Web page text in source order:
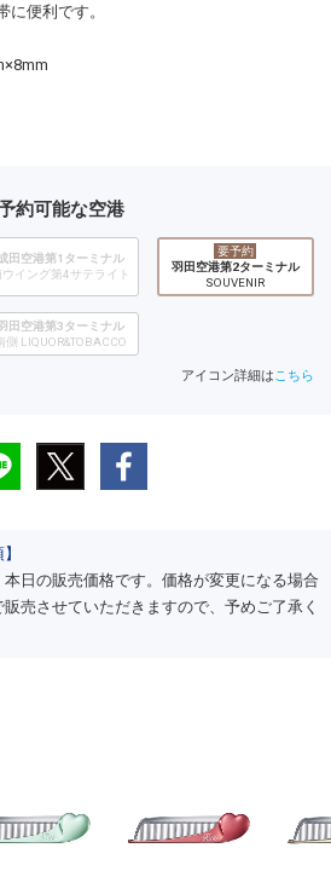
便利です。
約可能な空港
田空港第1ターミナル
ウイング第4サテライト
要予約
羽田空港第2ターミナル
SOUVENIR
田空港第3ターミナル
側 LIQUOR&TOBACCO
アイコン詳細はこちら
日の販売価格です。価格が変更になる場合
売させていただきますので、予めご了承く